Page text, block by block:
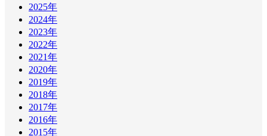
2025年
2024年
2023年
2022年
2021年
2020年
2019年
2018年
2017年
2016年
2015年